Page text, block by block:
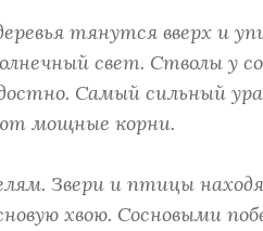
тянутся вверх и
свет. Стволы у
Самый сильный
мощные корни.
Звери и птицы
хвою. Сосновыми